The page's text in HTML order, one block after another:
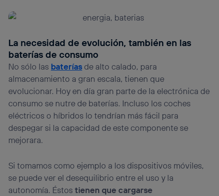
La necesidad de evolución, también en las
baterías de consumo
No sólo las bateríasde alto calado, para
almacenamiento a gran escala, tienen que
evolucionar. Hoy en día gran parte de la electrónica de
consumo se nutre de baterías. Incluso los coches
eléctricos o híbridos lo tendrían más fácil para
despegar si la capacidad de este componente se
mejorara.
Si tomamos como ejemplo a los dispositivos móviles,
se puede ver el desequilibrio entre el uso y la
autonomía. Éstostienen que cargarse